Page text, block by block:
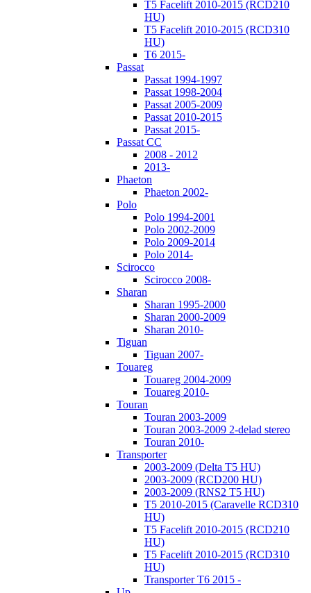
T5 Facelift 2010-2015 (RCD210
HU)
T5 Facelift 2010-2015 (RCD310
HU)
T6 2015-
Passat
Passat 1994-1997
Passat 1998-2004
Passat 2005-2009
Passat 2010-2015
Passat 2015-
Passat CC
2008 - 2012
2013-
Phaeton
Phaeton 2002-
Polo
Polo 1994-2001
Polo 2002-2009
Polo 2009-2014
Polo 2014-
Scirocco
Scirocco 2008-
Sharan
Sharan 1995-2000
Sharan 2000-2009
Sharan 2010-
Tiguan
Tiguan 2007-
Touareg
Touareg 2004-2009
Touareg 2010-
Touran
Touran 2003-2009
Touran 2003-2009 2-delad stereo
Touran 2010-
Transporter
2003-2009 (Delta T5 HU)
2003-2009 (RCD200 HU)
2003-2009 (RNS2 T5 HU)
T5 2010-2015 (Caravelle RCD310
HU)
T5 Facelift 2010-2015 (RCD210
HU)
T5 Facelift 2010-2015 (RCD310
HU)
Transporter T6 2015 -